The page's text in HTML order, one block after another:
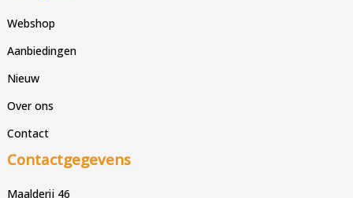
Webshop
Aanbiedingen
Nieuw
Over ons
Contact
Contactgegevens
Maalderij 46